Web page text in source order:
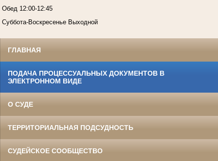
Обед 12:00-12:45
Суббота-Воскресенье Выходной
ГЛАВНАЯ
ПОДАЧА ПРОЦЕССУАЛЬНЫХ ДОКУМЕНТОВ В
ЭЛЕКТРОННОМ ВИДЕ
О СУДЕ
ТЕРРИТОРИАЛЬНАЯ ПОДСУДНОСТЬ
СУДЕЙСКОЕ СООБЩЕСТВО